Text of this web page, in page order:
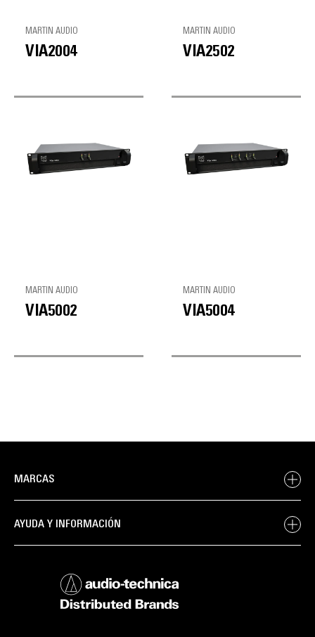
MARTIN AUDIO
VIA2004
MARTIN AUDIO
VIA2502
MARTIN AUDIO
VIA5002
MARTIN AUDIO
VIA5004
MARCAS
AYUDA Y INFORMACIÓN